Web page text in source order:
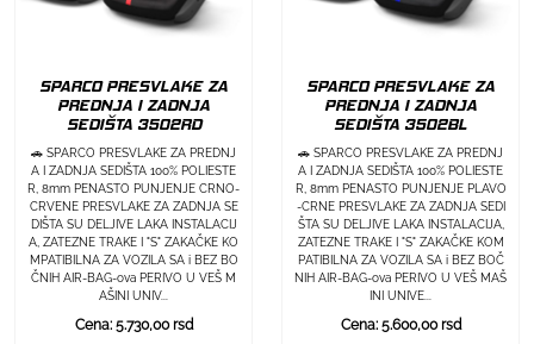
SPARCO PRESVLAKE ZA
PREDNJA I ZADNJA
SEDIŠTA 3502RD
🚗 SPARCO PRESVLAKE ZA PREDNJ
A I ZADNJA SEDIŠTA 100% POLIESTE
R, 8mm PENASTO PUNJENJE CRNO-
CRVENE PRESVLAKE ZA ZADNJA SE
DIŠTA SU DELJIVE LAKA INSTALACIJ
A, ZATEZNE TRAKE I "S" ZAKAČKE KO
MPATIBILNA ZA VOZILA SA i BEZ BO
ČNIH AIR-BAG-ova PERIVO U VEŠ M
AŠINI UNIV...
Cena: 5.730,00 rsd
SPARCO PRESVLAKE ZA
PREDNJA I ZADNJA
SEDIŠTA 3502BL
🚗 SPARCO PRESVLAKE ZA PREDNJ
A I ZADNJA SEDIŠTA 100% POLIESTE
R, 8mm PENASTO PUNJENJE PLAVO
-CRNE PRESVLAKE ZA ZADNJA SEDI
ŠTA SU DELJIVE LAKA INSTALACIJA,
ZATEZNE TRAKE I "S" ZAKAČKE KOM
PATIBILNA ZA VOZILA SA i BEZ BOČ
NIH AIR-BAG-ova PERIVO U VEŠ MAŠ
INI UNIVE...
Cena: 5.600,00 rsd